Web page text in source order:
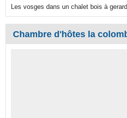
Les vosges dans un chalet bois à
Chambre d'hôtes la